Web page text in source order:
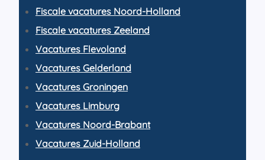
Fiscale vacatures Noord-Holland
Fiscale vacatures Zeeland
Vacatures Flevoland
Vacatures Gelderland
Vacatures Groningen
Vacatures Limburg
Vacatures Noord-Brabant
Vacatures Zuid-Holland